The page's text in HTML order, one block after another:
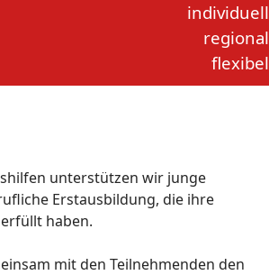
individuell
regional
flexibel
unterstützen wir junge
Erstausbildung, die ihre
haben.
mit den Teilnehmenden den